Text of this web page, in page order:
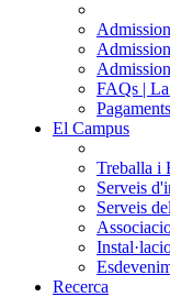
FAQs |
El Campus
Treballa i
Serveis
Serveis
Recerca